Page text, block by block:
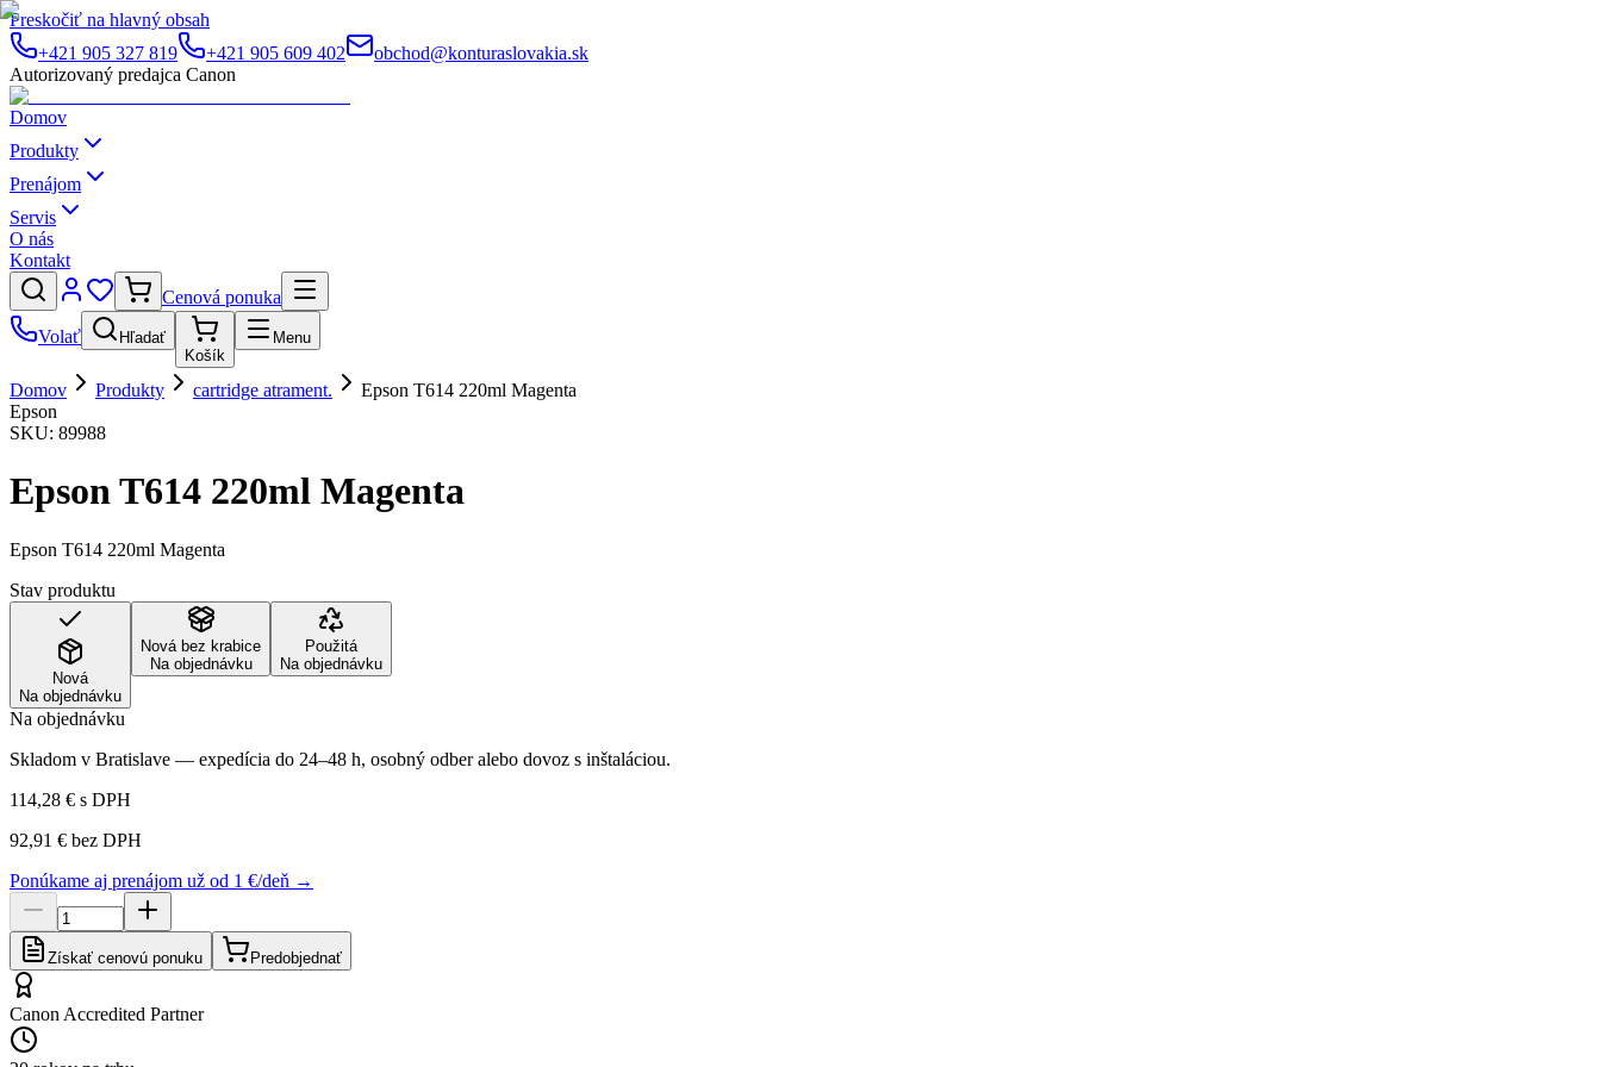
Preskočiť na hlavný obsah
+421 905 327 819
+421 905 609 402
obchod@konturaslovakia.sk
Autorizovaný predajca Canon
Domov
Produkty
Prenájom
Servis
O nás
Kontakt
Cenová ponuka
Volať
Hľadať
Košík
Menu
Domov Produkty cartridge atrament.
Epson T614 220ml Magenta
Epson
SKU: 89988
Epson T614 220ml Magenta
Epson T614 220ml Magenta
Stav produktu
Nová
Na objednávku
Nová bez krabice
Na objednávku
Použitá
Na objednávku
Na objednávku
Skladom v Bratislave — expedícia do 24–48 h, osobný odber alebo dovoz s inštaláciou.
114,28 € s DPH
92,91 € bez DPH
Ponúkame aj prenájom už od 1 €/deň →
Získať cenovú ponuku Predobjednať
Canon Accredited Partner